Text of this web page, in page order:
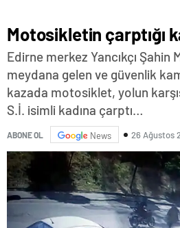
Motosikletin çarptığı
Edirne merkez Yancıkçı Şahin
meydana gelen ve güvenlik
kazada motosiklet, yolun
S.İ. isimli kadına çarptı…
ABONE OL News 26 Ağustos